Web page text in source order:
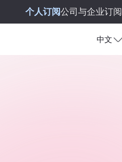
个人订阅公司与企业订阅
中文